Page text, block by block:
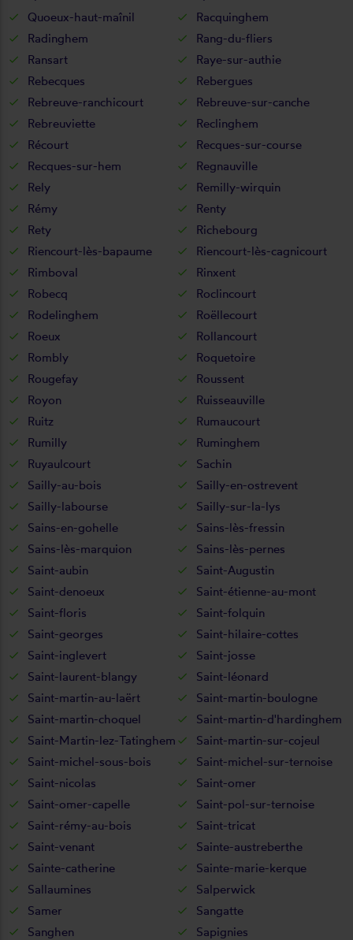
Quoeux-haut-maînil
Racquinghem
Radinghem
Rang-du-fliers
Ransart
Raye-sur-authie
Rebecques
Rebergues
Rebreuve-ranchicourt
Rebreuve-sur-canche
Rebreuviette
Reclinghem
Récourt
Recques-sur-course
Recques-sur-hem
Regnauville
Rely
Remilly-wirquin
Rémy
Renty
Rety
Richebourg
Riencourt-lès-bapaume
Riencourt-lès-cagnicourt
Rimboval
Rinxent
Robecq
Roclincourt
Rodelinghem
Roëllecourt
Roeux
Rollancourt
Rombly
Roquetoire
Rougefay
Roussent
Royon
Ruisseauville
Ruitz
Rumaucourt
Rumilly
Ruminghem
Ruyaulcourt
Sachin
Sailly-au-bois
Sailly-en-ostrevent
Sailly-labourse
Sailly-sur-la-lys
Sains-en-gohelle
Sains-lès-fressin
Sains-lès-marquion
Sains-lès-pernes
Saint-aubin
Saint-Augustin
Saint-denoeux
Saint-étienne-au-mont
Saint-floris
Saint-folquin
Saint-georges
Saint-hilaire-cottes
Saint-inglevert
Saint-josse
Saint-laurent-blangy
Saint-léonard
Saint-martin-au-laërt
Saint-martin-boulogne
Saint-martin-choquel
Saint-martin-d'hardinghem
Saint-Martin-lez-Tatinghem
Saint-martin-sur-cojeul
Saint-michel-sous-bois
Saint-michel-sur-ternoise
Saint-nicolas
Saint-omer
Saint-omer-capelle
Saint-pol-sur-ternoise
Saint-rémy-au-bois
Saint-tricat
Saint-venant
Sainte-austreberthe
Sainte-catherine
Sainte-marie-kerque
Sallaumines
Salperwick
Samer
Sangatte
Sanghen
Sapignies